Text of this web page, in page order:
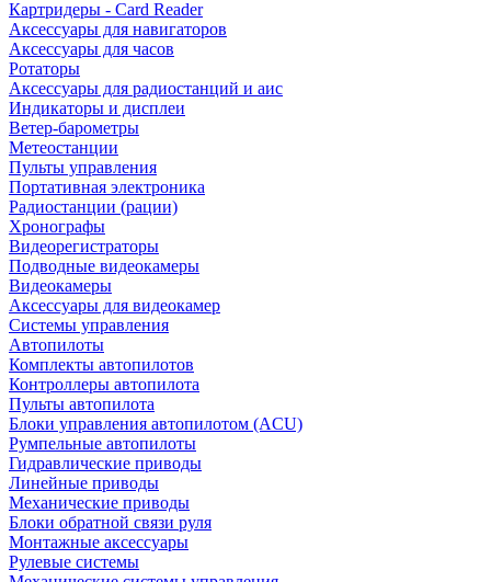
Картридеры - Card Reader
Аксессуары для навигаторов
Аксессуары для часов
Ротаторы
Аксессуары для радиостанций и аис
Индикаторы и дисплеи
Ветер-барометры
Метеостанции
Пульты управления
Портативная электроника
Радиостанции (рации)
Хронографы
Видеорегистраторы
Подводные видеокамеры
Видеокамеры
Аксессуары для видеокамер
Системы управления
Автопилоты
Комплекты автопилотов
Контроллеры автопилота
Пульты автопилота
Блоки управления автопилотом (ACU)
Румпельные автопилоты
Гидравлические приводы
Линейные приводы
Механические приводы
Блоки обратной связи руля
Монтажные аксессуары
Рулевые системы